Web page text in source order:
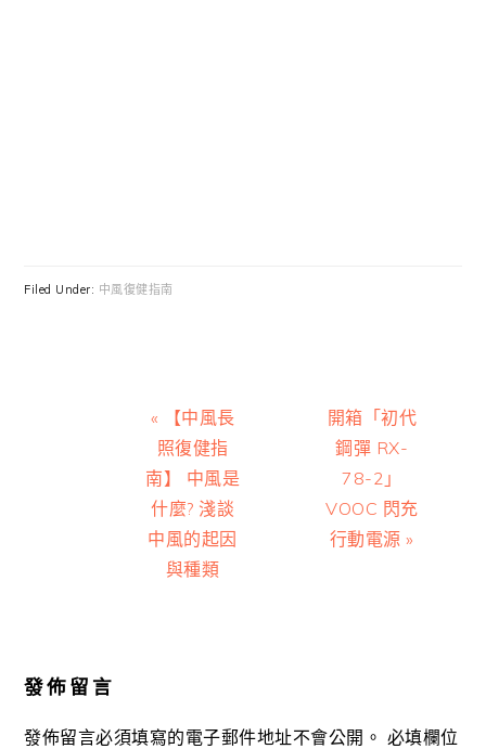
Filed Under: 中風復健指南
Previous
Post:
« 【中風長
照復健指
南】 中風是
什麼? 淺談
中風的起因
與種類
Next
Post:
開箱「初代
鋼彈 RX-
78-2」
VOOC 閃充
行動電源 »
發佈留言
發佈留言必須填寫的電子郵件地址不會公開。 必填欄位